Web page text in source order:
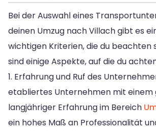
Bei der Auswahl eines
deinen Umzug nach Villach gibt es
wichtigen Kriterien, die du beachten
sind einige Aspekte, auf die du
1. Erfahrung und Ruf des
etabliertes Unternehmen mit einem
langjähriger Erfahrung im Bereich
ein hohes Maß an Professionalität